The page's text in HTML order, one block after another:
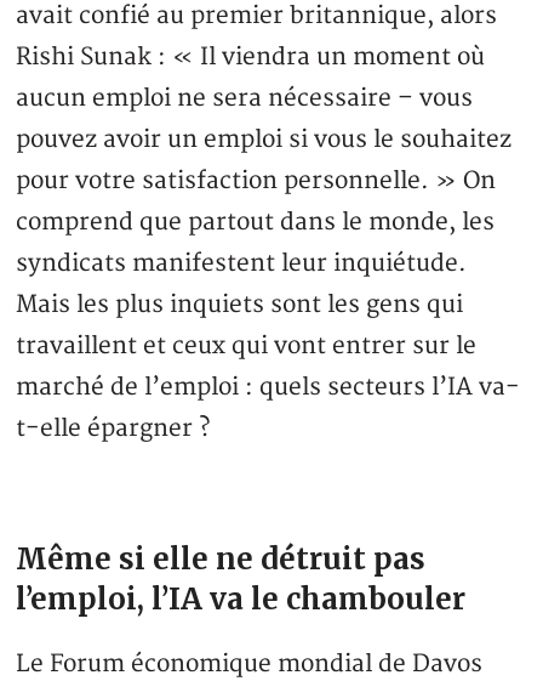
avait confié au premier britannique, alors
Rishi Sunak : « Il viendra un moment où
aucun emploi ne sera nécessaire – vous
pouvez avoir un emploi si vous le souhaitez
pour votre satisfaction personnelle. » On
comprend que partout dans le monde, les
syndicats manifestent leur inquiétude.
Mais les plus inquiets sont les gens qui
travaillent et ceux qui vont entrer sur le
marché de l’emploi : quels secteurs l’IA va-
t-elle épargner ?
Même si elle ne détruit pas
l’emploi, l’IA va le chambouler
Le Forum économique mondial de Davos